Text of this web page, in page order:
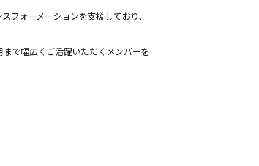
フォーメーションを支援しており、
で幅広くご活躍いただくメンバーを